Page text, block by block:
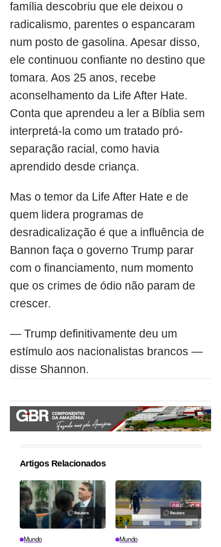
família descobriu que ele deixou o
radicalismo, parentes o espancaram
num posto de gasolina. Apesar disso,
ele continuou confiante no destino que
tomara. Aos 25 anos, recebe
aconselhamento da Life After Hate.
Conta que aprendeu a ler a Bíblia sem
interpretá-la como um tratado pró-
separação racial, como havia
aprendido desde criança.
Mas o temor da Life After Hate e de
quem lidera programas de
desradicalização é que a influência de
Bannon faça o governo Trump parar
com o financiamento, num momento
que os crimes de ódio não param de
crescer.
— Trump definitivamente deu um
estímulo aos nacionalistas brancos —
disse Shannon.
Artigos Relacionados
Mundo Mundo